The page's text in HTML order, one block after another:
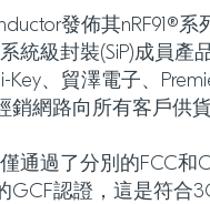
發佈其nRF91®
系統級封裝(SiP)成員
Key、貿澤電子、
銷網路向所有客戶供貨
僅通過了分別的FCC
GCF認證，這是符合